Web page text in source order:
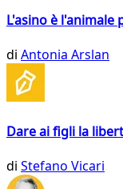
L'asino è
di Antonia Arslan
Dare ai figli la
di Stefano Vicari